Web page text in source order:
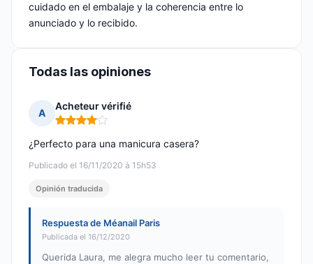
cuidado en el embalaje y la coherencia entre lo
anunciado y lo recibido.
Todas las opiniones
A
Acheteur vérifié
Nota: 4 de 5
Publicado el 16/11/2020 à 15h53
¿Perfecto para una manicura casera?
Opinión traducida
Respuesta de Méanail Paris
Publicada el 16/12/2020
Querida Laura, me alegra mucho leer tu comentario,